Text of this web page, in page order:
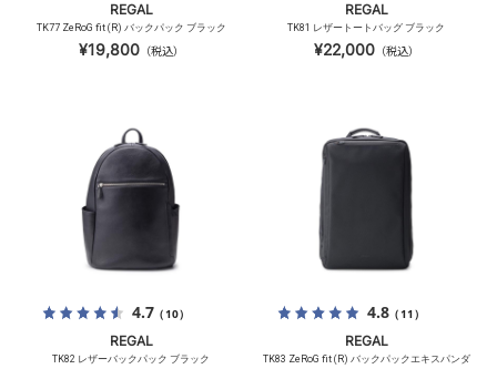
REGAL
TK77 ZeRoG fit (R) バックパック ブラック
¥19,800（税込）
REGAL
TK81 レザートートバッグ ブラック
¥22,000（税込）
4.7（10）
REGAL
TK82 レザーバックパック ブラック
4.8（11）
REGAL
TK83 ZeRoG fit (R) バックパックエキスパンダ